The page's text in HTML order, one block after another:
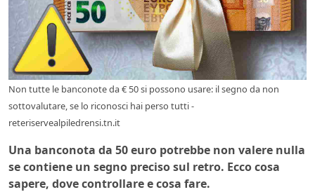
Non tutte le banconote da € 50 si possono usare: il segno da non
sottovalutare, se lo riconosci hai perso tutti -
reteriservealpiledrensi.tn.it
Una banconota da 50 euro potrebbe non valere nulla
se contiene un segno preciso sul retro. Ecco cosa
sapere, dove controllare e cosa fare.